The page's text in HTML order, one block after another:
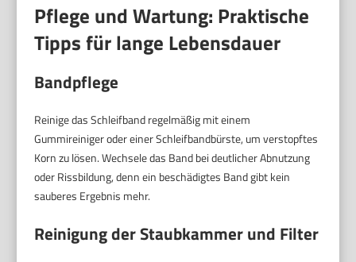
Pflege und Wartung: Praktische
Tipps für lange Lebensdauer
Bandpflege
Reinige das Schleifband regelmäßig mit einem
Gummireiniger oder einer Schleifbandbürste, um verstopftes
Korn zu lösen. Wechsele das Band bei deutlicher Abnutzung
oder Rissbildung, denn ein beschädigtes Band gibt kein
sauberes Ergebnis mehr.
Reinigung der Staubkammer und Filter